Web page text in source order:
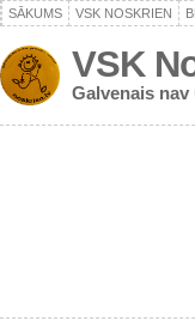
SĀKUMS VSK NOSKRIEN
VSK
Galvenais